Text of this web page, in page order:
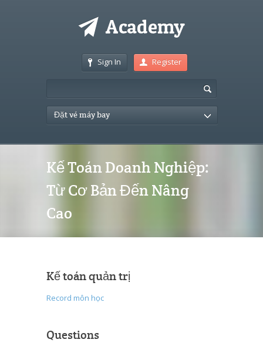
Sign In Register
Đặt vé máy bay
Kế Toán Doanh Nghiệp:
Từ Cơ Bản Đến Nâng
Cao
Kế toán quản trị
Record môn học
Questions